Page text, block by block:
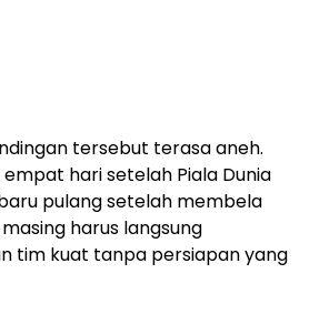
tersebut terasa aneh.
hari setelah Piala Dunia
pulang setelah membela
harus langsung
tim kuat tanpa persiapan yang